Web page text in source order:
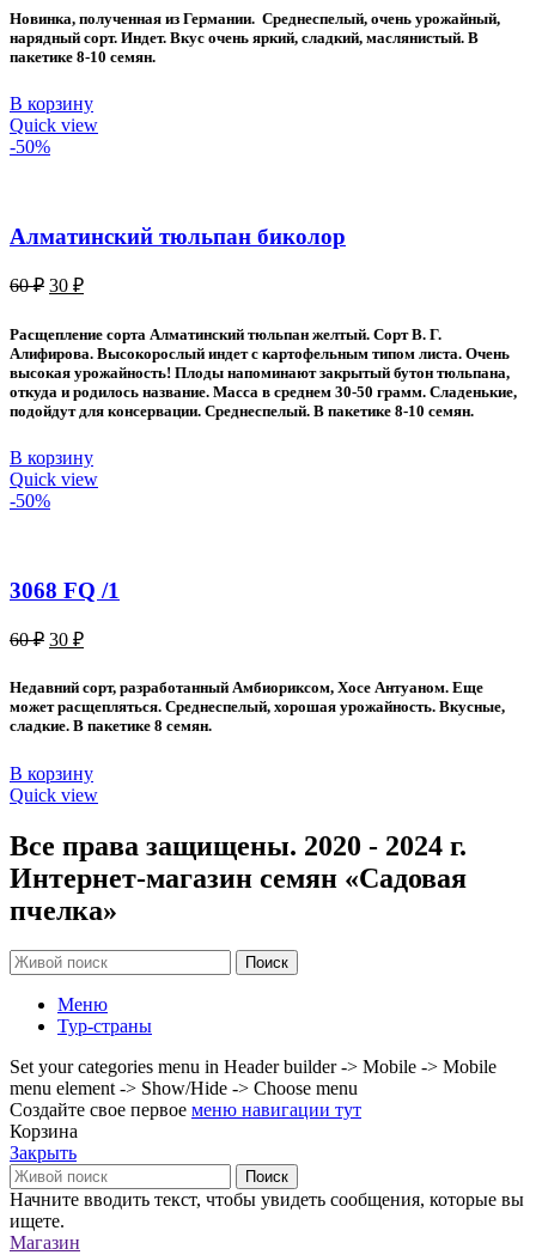
80 ₽.
50 ₽.
Новинка, полученная из Германии. Среднеспелый, очень урожайный,
нарядный сорт. Индет. Вкус очень яркий, сладкий, маслянистый. В
пакетике 8-10 семян.
В корзину
Quick view
-50%
Алматинский тюльпан биколор
60₽ Первоначальная
60 ₽.
30 ₽Текущая
30 ₽.
Расщепление сорта Алматинский тюльпан желтый. Сорт В. Г.
Алифирова. Высокорослый индет с картофельным типом листа. Очень
высокая урожайность! Плоды напоминают закрытый бутон тюльпана,
откуда и родилось название. Масса в среднем 30-50 грамм. Сладенькие,
подойдут для консервации. Среднеспелый. В пакетике 8-10 семян.
В корзину
Quick view
-50%
3068 FQ /1
60₽ Первоначальная
составляла
60 ₽.
30 ₽Текущая
30 ₽.
Недавний сорт, разработанный Амбиориксом, Хосе Антуаном. Еще
может расщепляться. Среднеспелый, хорошая урожайность. Вкусные,
сладкие. В пакетике 8 семян.
В корзину
Quick view
Все права защищены. 2020 - 2024 г.
Интернет-магазин семян «Садовая
пчелка»
Поиск
Меню
Тур-страны
Set your categories menu in Header builder -> Mobile -> Mobile
menu element -> Show/Hide -> Choose menu
Создайте свое первое меню навигации тут
Корзина
Закрыть
Поиск
Начните вводить текст, чтобы увидеть сообщения, которые вы
ищете.
Магазин